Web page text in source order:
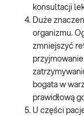
konsultacji
Duże
organizmu.
zmniejszyć
bogata w
prawidłową
U części